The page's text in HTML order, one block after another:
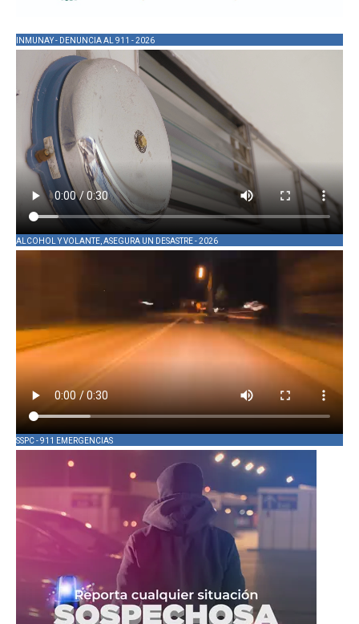
INMUNAY - DENUNCIA AL 911 - 2026
ALCOHOL Y VOLANTE, ASEGURA UN DESASTRE - 2026
SSPC - 911 EMERGENCIAS